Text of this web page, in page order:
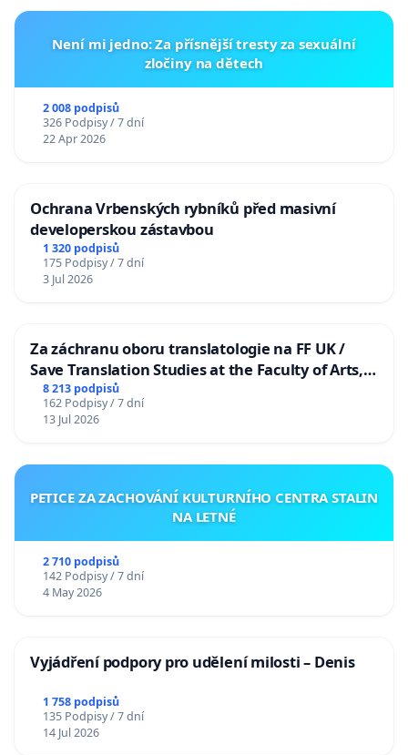
Není mi jedno: Za přísnější tresty za sexuální
zločiny na dětech
2 008 podpisů
326 Podpisy / 7 dní
22 Apr 2026
Ochrana Vrbenských rybníků před masivní
developerskou zástavbou
1 320 podpisů
175 Podpisy / 7 dní
3 Jul 2026
Za záchranu oboru translatologie na FF UK /
Save Translation Studies at the Faculty of Arts,
Charles University
8 213 podpisů
162 Podpisy / 7 dní
13 Jul 2026
PETICE ZA ZACHOVÁNÍ KULTURNÍHO CENTRA STALIN
NA LETNÉ
2 710 podpisů
142 Podpisy / 7 dní
4 May 2026
Vyjádření podpory pro udělení milosti – Denis
1 758 podpisů
135 Podpisy / 7 dní
14 Jul 2026